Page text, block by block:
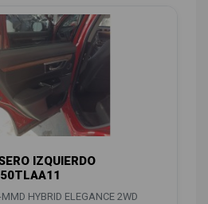
IZQUIERDO
HYBRID ELEGANCE 2WD